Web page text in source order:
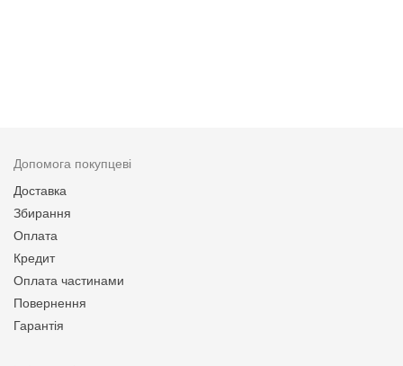
Допомога покупцеві
Доставка
Збирання
Оплата
Кредит
Оплата частинами
Повернення
Гарантія